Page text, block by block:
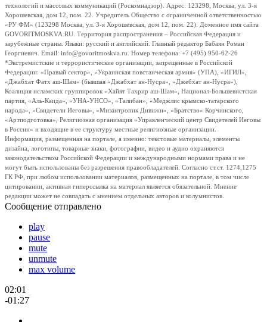
технологий и массовых коммуникаций (Роскомнадзор). Адрес: 123298, Москва, ул. 3-я
Хорошевская, дом 12, пом. 22. Учредитель Общество с ограниченной ответственностью
«РУ ФМ» (123298 Москва, ул. 3-я Хорошевская, дом 12, пом. 22). Доменное имя сайта
GOVORITMOSKVA.RU. Территория распространения – Российская Федерация и
зарубежные страны. Языки: русский и английский. Главный редактор Бабаян Роман
Георгиевич. Email: info@govoritmoskva.ru. Номер телефона: +7 (495) 950-62-26
*Экстремистские и террористические организации, запрещенные в Российской
Федерации: «Правый сектор», «Украинская повстанческая армия» (УПА), «ИГИЛ»,
«Джабхат Фатх аш-Шам» (бывшая «Джабхат ан-Нусра», «Джебхат ан-Нусра»),
Коалиция исламских группировок «Хайят Тахрир аш-Шам», Национал-Большевистская
партия, «Аль-Каида», «УНА-УНСО», «Талибан», «Меджлис крымско-татарского
народа», «Свидетели Иеговы», «Мизантропик Дивижн», «Братство» Корчинского,
«Артподготовка», Религиозная организация «Управленческий центр Свидетелей Иеговы
в России» и входящие в ее структуру местные религиозные организации.
Информация, размещенная на портале, а именно: текстовые материалы, элементы
дизайна, логотипы, товарные знаки, фотографии, видео и аудио охраняются
законодательством Российской Федерации и международными нормами права и не
могут быть использованы без разрешения правообладателей. Согласно ст.ст. 1274,1275
ГК РФ, при любом использовании материалов, размещенных на портале, в том числе
цитировании, активная гиперссылка на материал является обязательной. Мнение
редакции может не совпадать с мнением отдельных авторов и колумнистов.
Сообщение отправлено
play
pause
mute
unmute
max volume
02:01
-01:27